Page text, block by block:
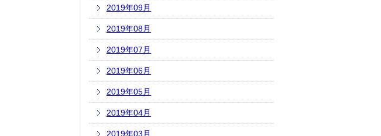
2019年09月
2019年08月
2019年07月
2019年06月
2019年05月
2019年04月
2019年03月